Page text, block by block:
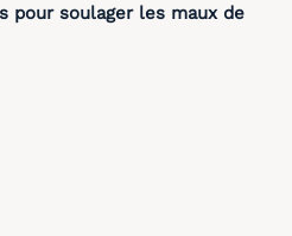
pour soulager les maux de